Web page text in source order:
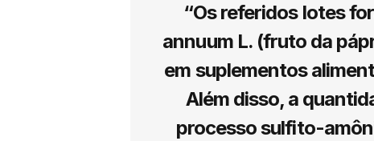
“Os referidos lotes
annuum L. (fruto da
em suplementos
Além disso, a
processo sulfito-